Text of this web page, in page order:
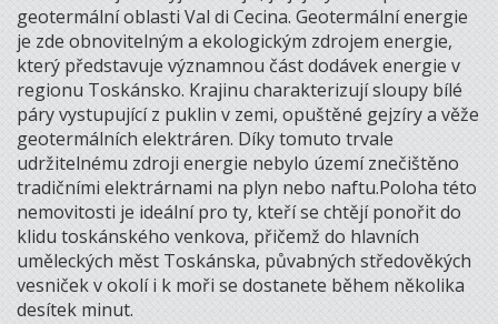
geotermální oblasti Val di Cecina. Geotermální energie
je zde obnovitelným a ekologickým zdrojem energie,
který představuje významnou část dodávek energie v
regionu Toskánsko. Krajinu charakterizují sloupy bílé
páry vystupující z puklin v zemi, opuštěné gejzíry a věže
geotermálních elektráren. Díky tomuto trvale
udržitelnému zdroji energie nebylo území znečištěno
tradičními elektrárnami na plyn nebo naftu.Poloha této
nemovitosti je ideální pro ty, kteří se chtějí ponořit do
klidu toskánského venkova, přičemž do hlavních
uměleckých měst Toskánska, půvabných středověkých
vesniček v okolí i k moři se dostanete během několika
desítek minut.